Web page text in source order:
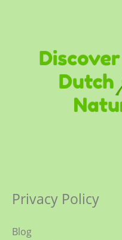
Privacy Policy
Blog